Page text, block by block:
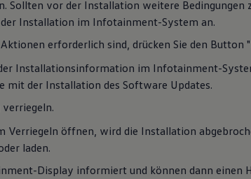
Sollten vor der Installation weitere Bedingungen
Installation im Infotainment-System an.
erforderlich sind, drücken Sie den Button
Installationsinformation im Infotainment-
mit der Installation des Software Updates.
Verriegeln öffnen, wird die Installation
laden.
Display informiert und können dann einen